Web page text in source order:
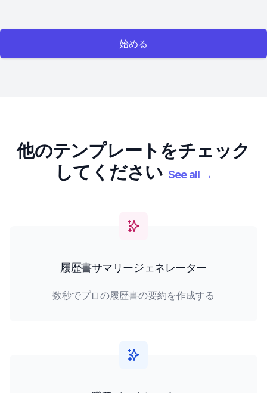
始める
他のテンプレートをチェック
してください See all →
履歴書サマリージェネレーター
数秒でプロの履歴書の要約を作成する